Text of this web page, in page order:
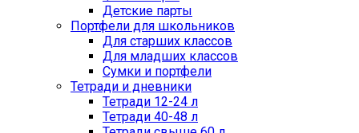
Детские парты
Портфели для школьников
Для старших классов
Для младших классов
Сумки и портфели
Тетради и дневники
Тетради 12-24 л
Тетради 40-48 л